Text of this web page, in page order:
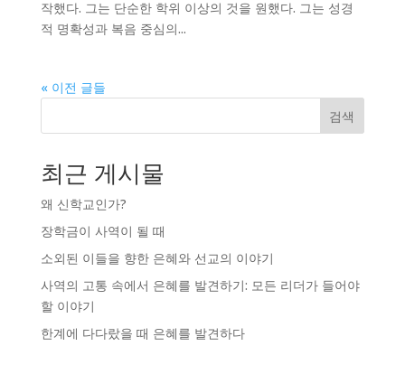
작했다. 그는 단순한 학위 이상의 것을 원했다. 그는 성경
적 명확성과 복음 중심의...
« 이전 글들
검색
최근 게시물
왜 신학교인가?
장학금이 사역이 될 때
소외된 이들을 향한 은혜와 선교의 이야기
사역의 고통 속에서 은혜를 발견하기: 모든 리더가 들어야
할 이야기
한계에 다다랐을 때 은혜를 발견하다